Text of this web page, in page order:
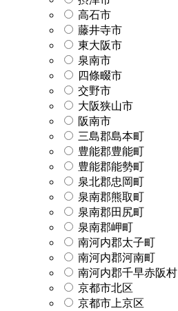
高石市
藤井寺市
東大阪市
泉南市
四條畷市
交野市
大阪狭山市
阪南市
三島郡島本町
豊能郡豊能町
豊能郡能勢町
泉北郡忠岡町
泉南郡熊取町
泉南郡田尻町
泉南郡岬町
南河内郡太子町
南河内郡河南町
南河内郡千早赤阪村
京都市北区
京都市上京区